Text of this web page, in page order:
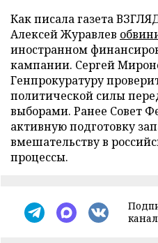
Как писала газета
Алексей Журавлев
иностранном
кампании. Сергей
Генпрокуратуру
политической силы
выборами. Ранее Совет
активную подготовку
вмешательству в
процессы.